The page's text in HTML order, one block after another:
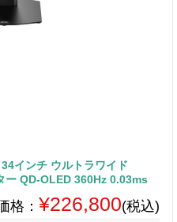
インチ ウルトラワイド
ー QD-OLED 360Hz 0.03ms
格： ¥226,800(税込)